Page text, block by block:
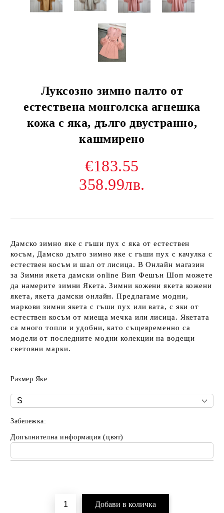
Луксозно зимно палто от
естествена монголска агнешка
кожа с яка, дълго двустранно,
кашмирено
€183.55
358.99лв.
Дамско зимно яке с гъши пух с яка от естествен
косъм, Дамско дълго зимно яке с гъши пух с качулка с
естествен косъм и шал от лисица. В Онлайн магазин
за Зимни якета дамски online Вип Фешън Шоп можете
да намерите зимни Якета. Зимни кожени якета кожени
якета, якета дамски онлайн. Предлагаме модни,
маркови зимни якета с гъши пух или вата, с яки от
естествен косъм от миеща мечка или лисица. Якетата
са много топли и удобни, като същевременно са
модели от последните модни колекции на водещи
световни марки.
Размер Яке:
Забележка:
Допълнителна информация (цвят)